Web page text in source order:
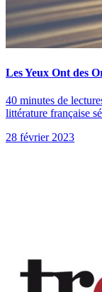
Les Yeux Ont des
40 minutes de
littérature française
28 février 2023